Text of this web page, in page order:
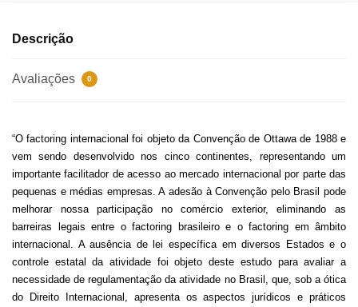
Descrição
Avaliações 0
“O factoring internacional foi objeto da Convenção de Ottawa de 1988 e
vem sendo desenvolvido nos cinco continentes, representando um
importante facilitador de acesso ao mercado internacional por parte das
pequenas e médias empresas. A adesão à Convenção pelo Brasil pode
melhorar nossa participação no comércio exterior, eliminando as
barreiras legais entre o factoring brasileiro e o factoring em âmbito
internacional. A ausência de lei específica em diversos Estados e o
controle estatal da atividade foi objeto deste estudo para avaliar a
necessidade de regulamentação da atividade no Brasil, que, sob a ótica
do Direito Internacional, apresenta os aspectos jurídicos e práticos